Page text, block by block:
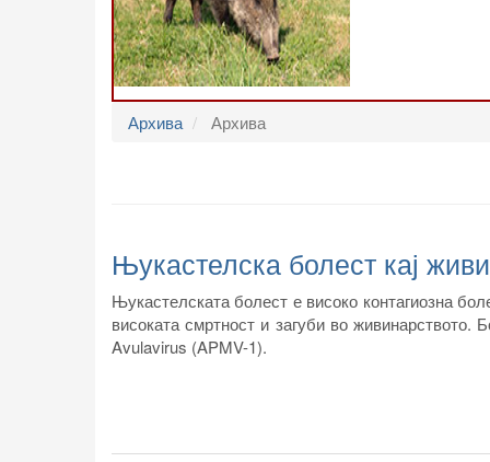
Архива Архива
Њукастелска болест кај
Њукастелската болест е високо контагиозна
високата смртност и загуби во
Avulavirus (APMV-1).